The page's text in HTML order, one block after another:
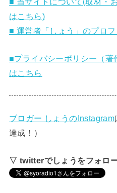
はこちら)
■ 運営者「しょう」のプロ
■プライバシーポリシー（著
はこちら
ブロガー しょうのInstagram
達成！）
▽ twitterでしょうをフォロ